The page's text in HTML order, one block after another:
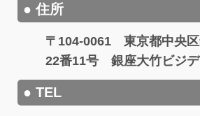
● 住所
〒104-0061 東京都中央区
22番11号 銀座大竹ビジ
● TEL